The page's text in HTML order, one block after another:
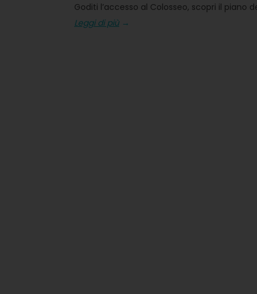
Goditi l’accesso al Colosseo, scopri il piano
Leggi di più→